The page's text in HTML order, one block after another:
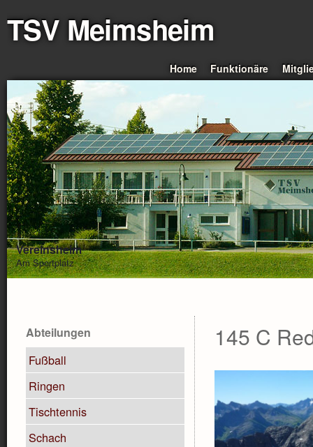
TSV Meimsheim
Home Funktionäre
Vereinsheim
Am Sportplatz
Abteilungen
Fußball
Ringen
Tischtennis
Schach
145 C